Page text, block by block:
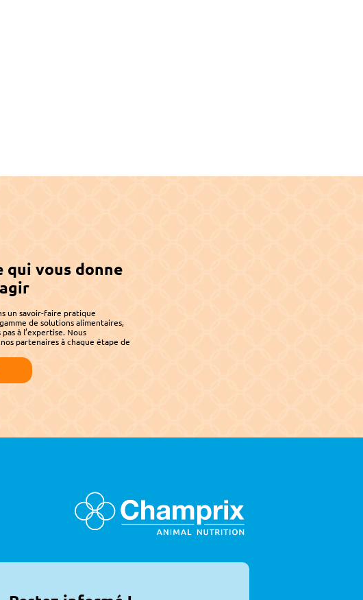
qui vous donne
un savoir-faire pratique
de solutions alimentaires,
à l’expertise. Nous
partenaires à chaque étape de